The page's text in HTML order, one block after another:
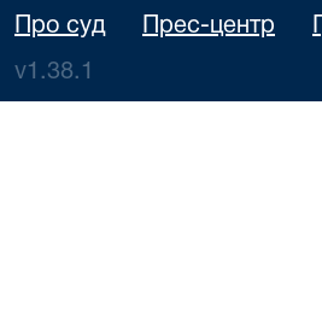
Про суд Прес-центр
v1.38.1